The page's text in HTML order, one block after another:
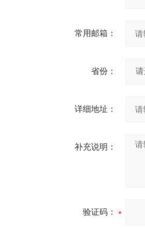
常用邮箱：
省份：
详细地址：
补充说明：
验证码：